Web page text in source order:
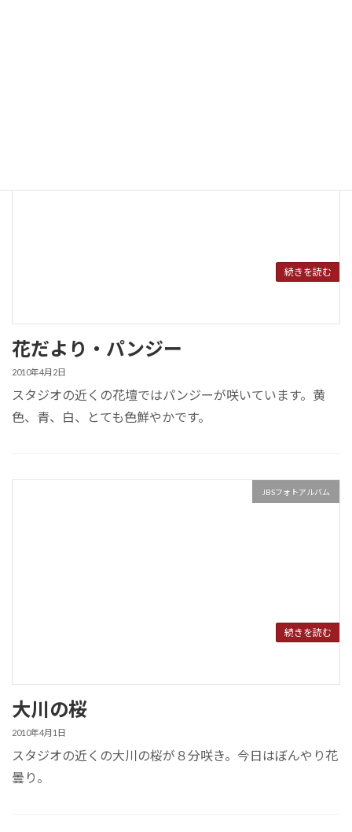
続きを読む
花だより・パンジー
2010年4月2日
スタジオの近くの花壇ではパンジーが咲いています。黄
色、青、白、とても色鮮やかです。
続きを読む
JBSフォトアルバム
大川の桜
2010年4月1日
スタジオの近くの大川の桜が８分咲き。今日はぼんやり花
曇り。